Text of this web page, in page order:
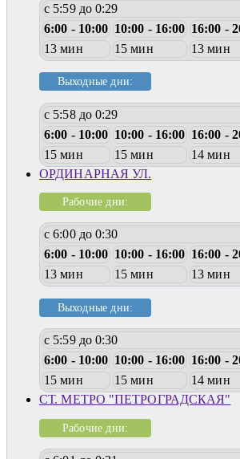
с 5:59 до 0:29
6:00 - 10:00 10:00 - 16:00 16:00 -
13 мин
15 мин 13 мин
Выходные дни:
с 5:58 до 0:29
6:00 - 10:00 10:00 - 16:00 16:00 -
15 мин
15 мин 14 мин
ОРДИНАРНАЯ УЛ.
Рабочие дни:
с 6:00 до 0:30
6:00 - 10:00 10:00 - 16:00 16:00 -
13 мин
15 мин 13 мин
Выходные дни:
с 5:59 до 0:30
6:00 - 10:00 10:00 - 16:00 16:00 -
15 мин
15 мин 14 мин
СТ. МЕТРО "ПЕТРОГРАДСКАЯ"
Рабочие дни: